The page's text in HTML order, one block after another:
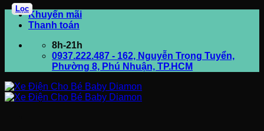
Bỏ
qua
dung
Khuyến mãi
Thanh toán
8h-21h
0937.222.487 - 162, Nguyễn Trọng Tuyển,
Phường 8, Phú Nhuận, TP.HCM
Lọc